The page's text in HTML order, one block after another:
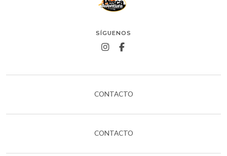
SÍGUENOS
CONTACTO
CONTACTO